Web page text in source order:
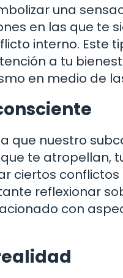
una
en las que te
interno. Este
a tu
en medio de
que nuestro
te atropellan,
ciertos conflictos
reflexionar
con